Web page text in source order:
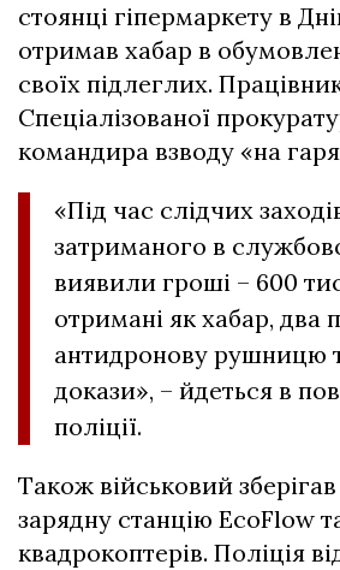
стоянці гіпермаркету в
отримав хабар в
своїх підлеглих.
Спеціалізованої
командира взводу «на
«Під час слідчих
затриманого в
виявили гроші – 600
отримані як хабар, два
антидронову рушницю
докази», – йдеться в
поліції.
Також військовий
зарядну станцію EcoFlow
квадрокоптерів. Поліція